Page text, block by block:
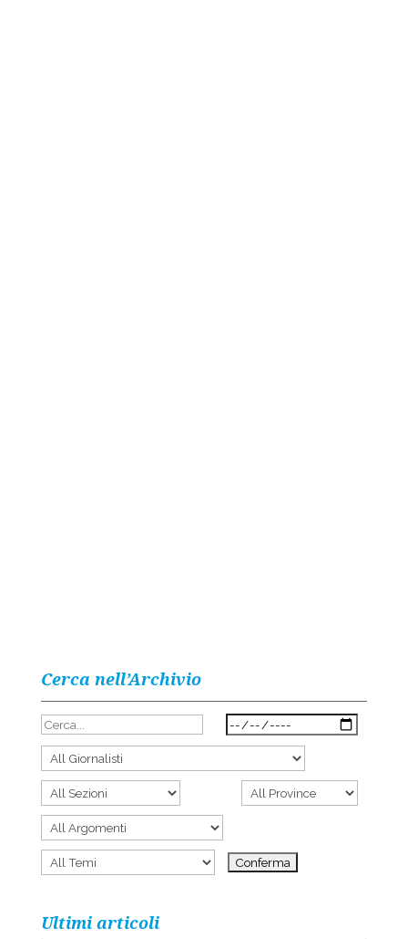
Cerca nell’Archivio
Ultimi articoli